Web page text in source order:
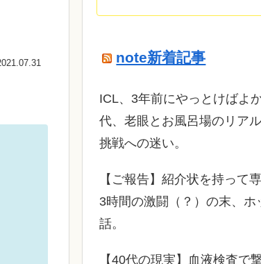
note新着記事
ICL、3年前にやっとけばよ
代、老眼とお風呂場のリア
挑戦への迷い。
【ご報告】紹介状を持って
3時間の激闘（？）の末、ホ
話。
【40代の現実】血液検査で